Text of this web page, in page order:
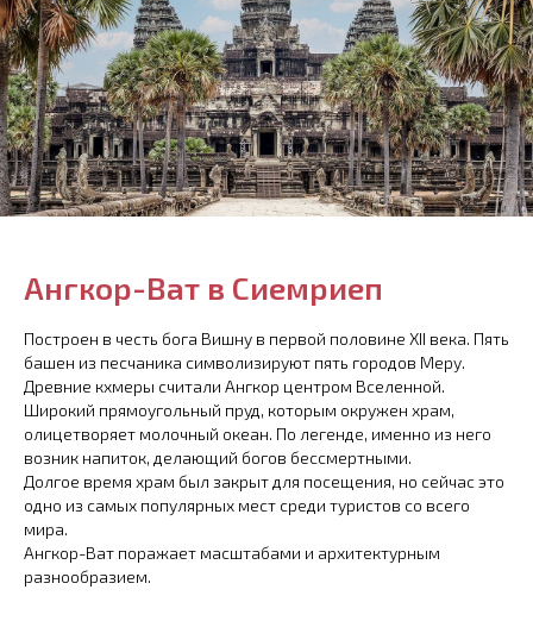
Ангкор-Ват в Сиемриеп
Построен в честь бога Вишну в первой половине XII века. Пять
башен из песчаника символизируют пять городов Меру.
Древние кхмеры считали Ангкор центром Вселенной.
Широкий прямоугольный пруд, которым окружен храм,
олицетворяет молочный океан. По легенде, именно из него
возник напиток, делающий богов бессмертными.
Долгое время храм был закрыт для посещения, но сейчас это
одно из самых популярных мест среди туристов со всего
мира.
Ангкор-Ват поражает масштабами и архитектурным
разнообразием.